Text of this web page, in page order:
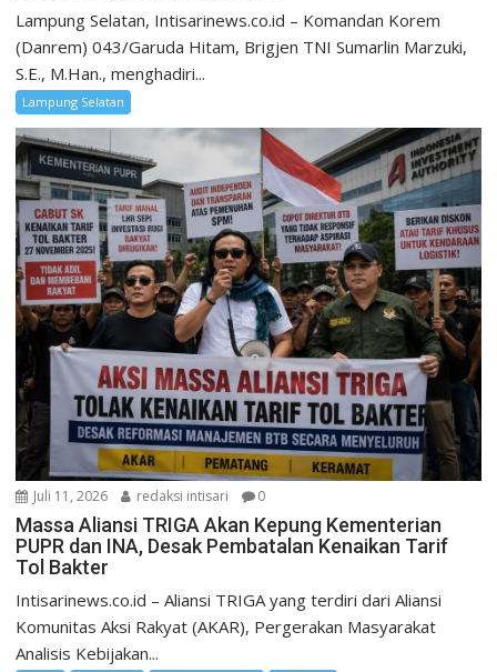
Lampung Selatan, Intisarinews.co.id – Komandan Korem
(Danrem) 043/Garuda Hitam, Brigjen TNI Sumarlin Marzuki,
S.E., M.Han., menghadiri...
Lampung Selatan
Juli 11, 2026 redaksi intisari 0
Massa Aliansi TRIGA Akan Kepung Kementerian
PUPR dan INA, Desak Pembatalan Kenaikan Tarif
Tol Bakter
Intisarinews.co.id – Aliansi TRIGA yang terdiri dari Aliansi
Komunitas Aksi Rakyat (AKAR), Pergerakan Masyarakat
Analisis Kebijakan...